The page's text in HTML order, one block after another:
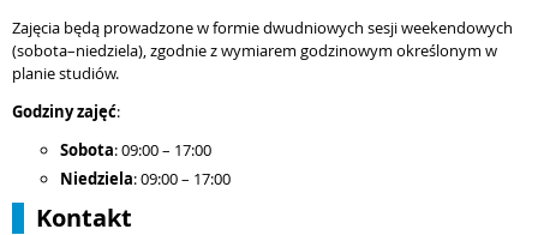
Zajęcia będą prowadzone w formie dwudniowych sesji weekendowych
(sobota–niedziela), zgodnie z wymiarem godzinowym określonym w
planie studiów.
Godziny zajęć:
Sobota: 09:00 – 17:00
Niedziela: 09:00 – 17:00
Kontakt